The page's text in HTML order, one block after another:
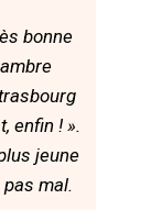
bonne
enfin ! ».
jeune
mal.